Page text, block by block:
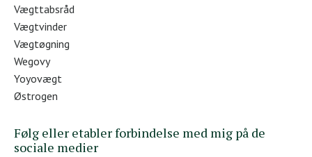
Vægttabsråd
Vægtvinder
Vægtøgning
Wegovy
Yoyovægt
Østrogen
Følg eller etabler forbindelse med mig på de
sociale medier